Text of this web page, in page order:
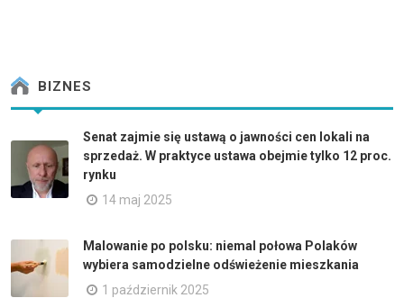
BIZNES
Senat zajmie się ustawą o jawności cen lokali na
sprzedaż. W praktyce ustawa obejmie tylko 12 proc.
rynku
14 maj 2025
Malowanie po polsku: niemal połowa Polaków
wybiera samodzielne odświeżenie mieszkania
1 październik 2025